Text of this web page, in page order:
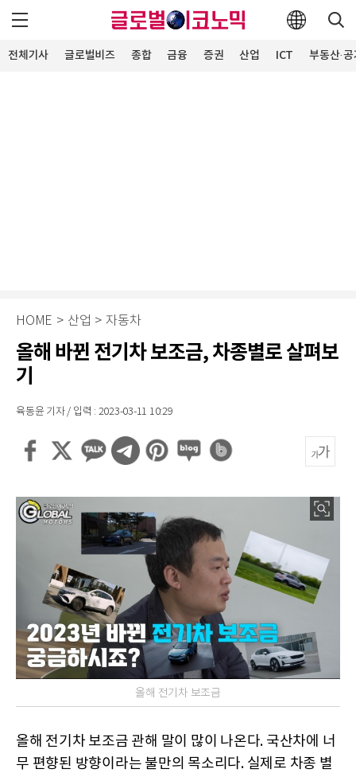
전체기사 글로벌비즈 종합 금융 증권 산업 ICT 부동산·
HOME > 산업 > 자동차
올해 바뀐 전기차 보조금, 차종별로 살펴보
기
육동윤 기자 / 입력 : 2023-03-11 10:29
올해 전기차 보조금
올해 전기차 보조금 관해 말이 많이 나온다. 국산차에 너
무 편향된 방향이라는 불만의 목소리다. 실제로 차종 별